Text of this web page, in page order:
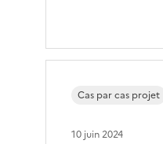
Cas par cas projet
10 juin 2024